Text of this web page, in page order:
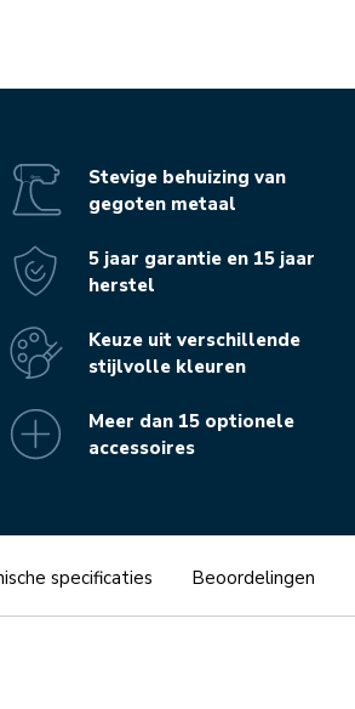
Stevige behuizing van
gegoten metaal
5 jaar garantie en 15 jaar
herstel
Keuze uit verschillende
stijlvolle kleuren
Meer dan 15 optionele
accessoires
specificaties Beoordelingen